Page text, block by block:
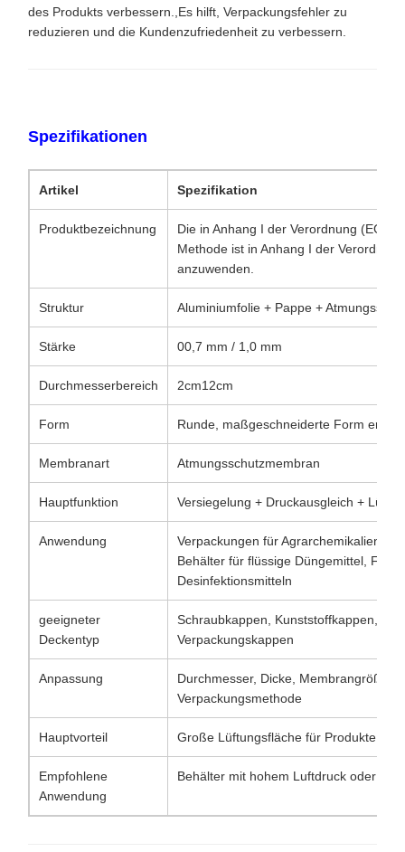
des Produkts verbessern.,Es hilft, Verpackungsfehler zu
reduzieren und die Kundenzufriedenheit zu verbessern.
Spezifikationen
Artikel Spezifikation
Produktbezeichnung
Die in Anhang I der Verordnung (EG)
Methode ist in Anhang I der
anzuwenden.
Struktur Aluminiumfolie + Pappe +
Stärke 00,7 mm / 1,0 mm
Durchmesserbereich 2cm12cm
Form Runde, maßgeschneiderte Form
Membranart Atmungsschutzmembran
Hauptfunktion Versiegelung + Druckausgleich +
Anwendung
Verpackungen für Agrarchemikalien,
Behälter für flüssige Düngemittel,
Desinfektionsmitteln
geeigneter
Deckentyp
Schraubkappen, Kunststoffkappen,
Verpackungskappen
Anpassung
Durchmesser, Dicke, Membrangröße,
Verpackungsmethode
Hauptvorteil Große Lüftungsfläche für Produkte mit
Empfohlene
Anwendung
Behälter mit hohem Luftdruck oder